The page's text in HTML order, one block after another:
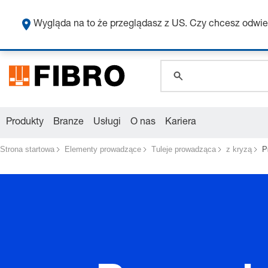
Produkty Branze Usługi O nas Kariera
Strona startowa Elementy prowadzące Tuleje prowadząca z kryzą
Wygląda na to że przeglądasz z US. Czy chcesz